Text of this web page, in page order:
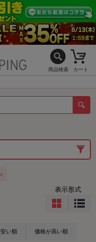
商品検索 カート
表示形式
い順 価格が高い順